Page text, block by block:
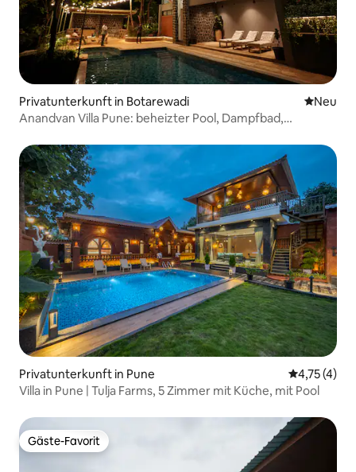
Privatunterkunft in Botarewadi Neue
Neu
Anandvan Villa Pune: beheizter Pool, Dampfbad,
Privatunterkunft in Pune
4,75 (4)
Villa in Pune | Tulja Farms, 5 Zimmer mit Küche, mit Pool
Gäste-Favorit
Gäste-Favorit